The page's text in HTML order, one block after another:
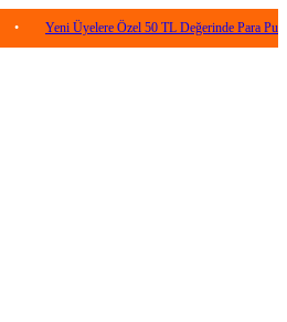
Yeni Üyelere Özel 50 TL Değerinde Para Puan! •